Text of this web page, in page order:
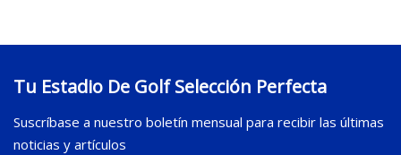
Tu Estadio De Golf Selección Perfecta
Suscríbase a nuestro boletín mensual para recibir las últimas
noticias y artículos